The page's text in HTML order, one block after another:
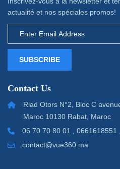
actualité et nos spéciales promos!
SUBSCRIBE
Contact Us
Riad Otors N°2, Bloc C
Maroc 10130 Rabat, Maroc
06 70 70 80 01 , 0661618551
contact@vue360.ma